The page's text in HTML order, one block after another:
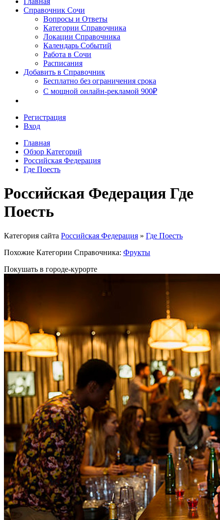
Сочи
Поиск
Справочник Сочи
Вопросы и Ответы
Категории Справочника
Локации Справочника
Календарь Событий
Работа в Сочи
Расписания
Добавить в Справочник
Бесплатно без ограничения срока
С мощной онлайн-рекламой 900₽
Регистрация
Вход
Главная
Обзор Категорий
Российская Федерация
Где Поесть
Российская Федерация Где
Поесть
Категория сайта Российская Федерация » Где Поесть
Похожие Категории Справочника: Фрукты
Покушать в городе-курорте